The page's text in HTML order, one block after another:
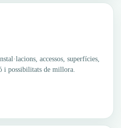
accessos, superfícies,
i possibilitats de millora.